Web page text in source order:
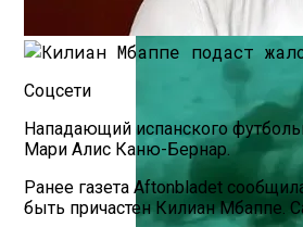
Соцсети
Нападающий испанского
Мари Алис Каню-Бернар.
Ранее газета Aftonbladet
быть причастен Килиан Мбаппе.